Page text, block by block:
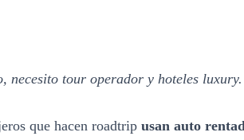
necesito tour operador y hoteles
que hacen roadtrip usan auto